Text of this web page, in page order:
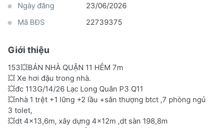
Ngày đăng
23/06/2026
Mã BĐS
22739375
Giới thiệu
153💥BÁN NHÀ QUẬN 11 HẺM 7m
💥 Xe hơi đậu trong nhà.
💥đc 113G/14/26 Lạc Long Quân P3 Q11
💥nhà 1 trệt +1 lững +2 lầu +sân thượng btct ,7 phòng ngủ
3 tolet,
💥dt 4×13,6m, xây dựng 4×12m ,dt sàn 198,8m